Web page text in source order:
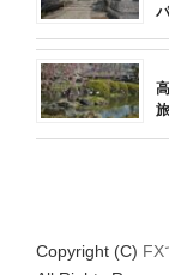
旅
Copyright (C) FX